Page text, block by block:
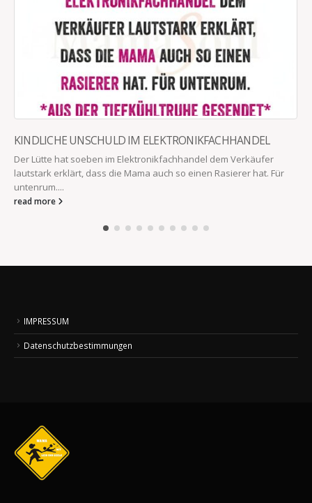
KINDLICHE UNSCHULD IM ELEKTRONIKFACHHANDEL
Der Lütte hat soeben im Elektronikfachhandel dem Verkäufer
lautstark erklärt, dass die Mama auch so einen Rasierer hat. Für
untenrum....
read more
IMPRESSUM
Datenschutzbestimmungen